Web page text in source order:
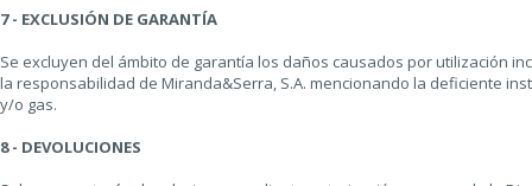
7 - EXCLUSIÓN DE GARANTÍA
Se excluyen del ámbito de garantía los daños causados por utilización
la responsabilidad de Miranda&Serra, S.A. mencionando la deficiente
y/o gas.
8 - DEVOLUCIONES